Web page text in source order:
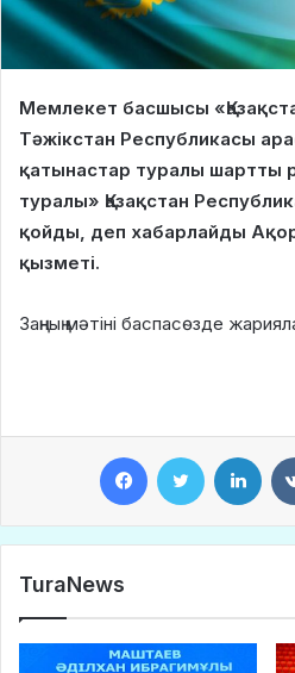
Мемлекет басшысы
Тәжікстан Республикасы
қатынастар туралы шартты
туралы» Қазақстан
қойды, деп хабарлайды
қызметі.
Заңның мәтіні баспасөзде
TuraNews